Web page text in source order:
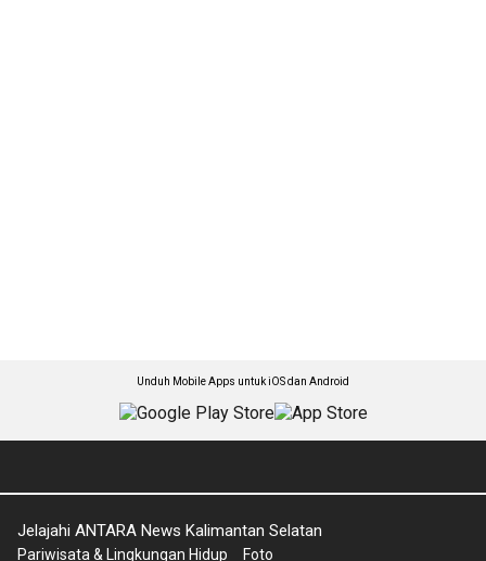
Unduh Mobile Apps untuk iOS dan Android
Jelajahi ANTARA News Kalimantan Selatan
Pariwisata & Lingkungan Hidup Foto